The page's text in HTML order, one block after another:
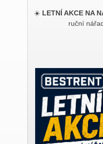
☀️ LETNÍ AKCE NA
ruční